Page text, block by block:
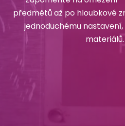
předmětů až po hloubkové
jednoduchému